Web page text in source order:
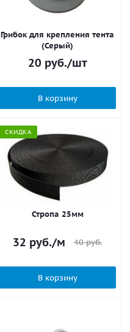
Грибок для крепления тента
(Серый)
20 руб./шт
В корзину
СКИДКА
Стропа 25мм
32 руб./м 40руб.
В корзину